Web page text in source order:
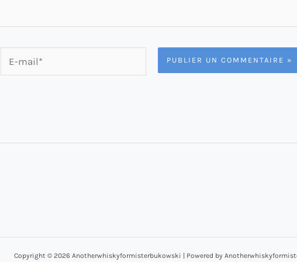
mail*
Copyright © 2026 Anotherwhiskyformisterbukowski | Powered by